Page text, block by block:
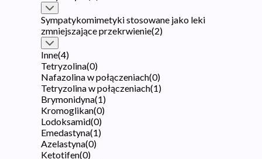
Sympatykomimetyki stosowane jako leki
zmniejszające przekrwienie(2)
Inne(4)
Tetryzolina(0)
Nafazolina w połączeniach(0)
Tetryzolina w połączeniach(1)
Brymonidyna(1)
Kromoglikan(0)
Lodoksamid(0)
Emedastyna(1)
Azelastyna(0)
Ketotifen(0)